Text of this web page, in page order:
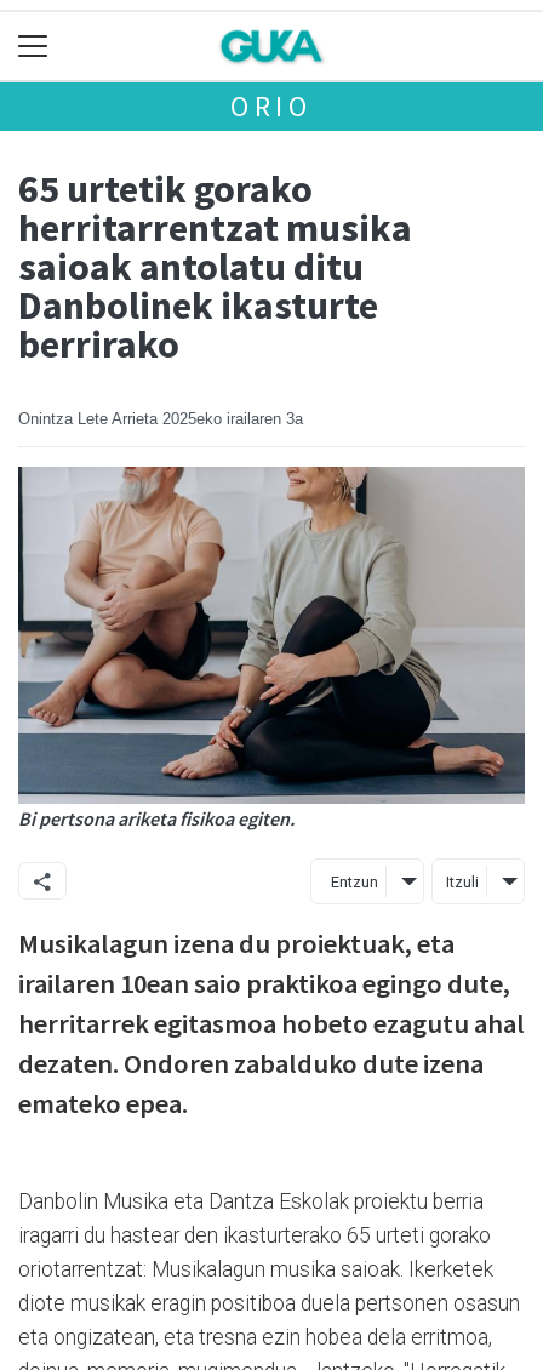
ORIO
65 urtetik gorako
herritarrentzat musika
saioak antolatu ditu
Danbolinek ikasturte
berrirako
Onintza Lete Arrieta 2025eko irailaren 3a
Bi pertsona ariketa fisikoa egiten.
Entzun Itzuli
Musikalagun izena du proiektuak, eta
irailaren 10ean saio praktikoa egingo dute,
herritarrek egitasmoa hobeto ezagutu ahal
dezaten. Ondoren zabalduko dute izena
emateko epea.
Danbolin Musika eta Dantza Eskolak proiektu berria
iragarri du hastear den ikasturterako 65 urteti gorako
oriotarrentzat: Musikalagun musika saioak. Ikerketek
diote musikak eragin positiboa duela pertsonen osasun
eta ongizatean, eta tresna ezin hobea dela erritmoa,